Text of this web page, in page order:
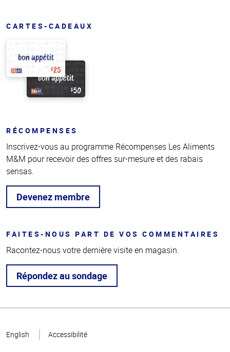
CARTES-CADEAUX
RÉCOMPENSES
Inscrivez-vous au programme Récompenses Les Aliments
M&M pour recevoir des offres sur-mesure et des rabais
sensas.
Devenez membre
FAITES-NOUS PART DE VOS COMMENTAIRES
Racontez-nous votre dernière visite en magasin.
Répondez au sondage
page
English Accessibilité